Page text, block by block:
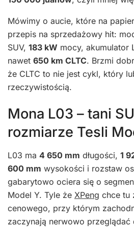
Mówimy o aucie, które na
przepis na sprzedażowy hit:
SUV, 183 kW mocy, akumulator
nawet 650 km CLTC. Brzmi
że CLTC to nie jest cykl, który
rzeczywistością.
Mona L03 – tani
rozmiarze Tesli
L03 ma 4 650 mm długości, 1
600 mm wysokości i rozstaw
gabarytowo ociera się o
Model Y. Tyle że XPeng chce tu
cenowego, przy którym
zaczynają nerwowo przeglądać